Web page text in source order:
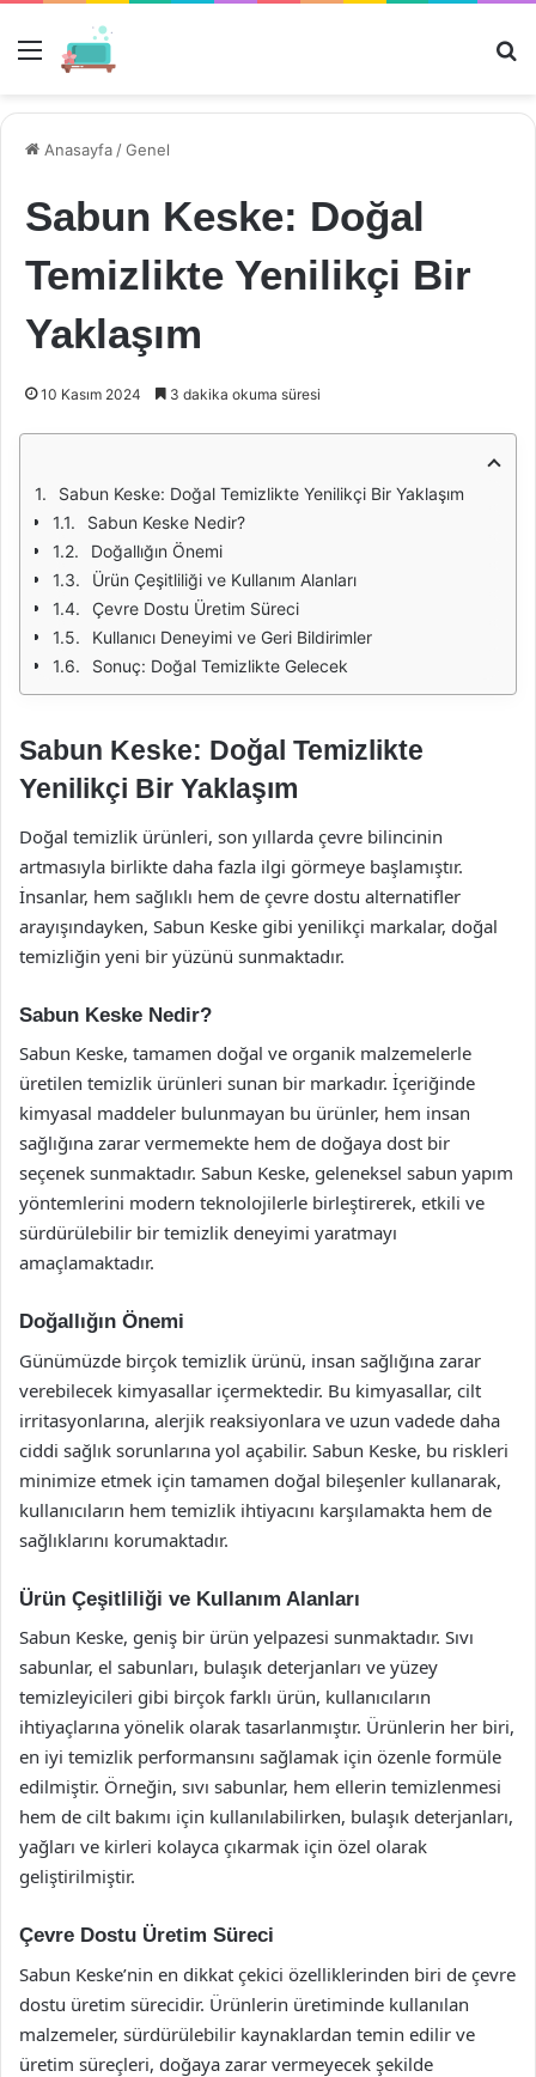
Menü
Anasayfa /Genel
Sabun Keske: Doğal
Temizlikte Yenilikçi Bir
Yaklaşım
10 Kasım 2024 3 dakika okuma süresi
Sabun Keske: Doğal Temizlikte Yenilikçi Bir Yaklaşım
Sabun Keske Nedir?
Doğallığın Önemi
Ürün Çeşitliliği ve Kullanım Alanları
Çevre Dostu Üretim Süreci
Kullanıcı Deneyimi ve Geri Bildirimler
Sonuç: Doğal Temizlikte Gelecek
Sabun Keske: Doğal Temizlikte
Yenilikçi Bir Yaklaşım
Doğal temizlik ürünleri, son yıllarda çevre bilincinin
artmasıyla birlikte daha fazla ilgi görmeye başlamıştır.
İnsanlar, hem sağlıklı hem de çevre dostu alternatifler
arayışındayken, Sabun Keske gibi yenilikçi markalar, doğal
temizliğin yeni bir yüzünü sunmaktadır.
Sabun Keske Nedir?
Sabun Keske, tamamen doğal ve organik malzemelerle
üretilen temizlik ürünleri sunan bir markadır. İçeriğinde
kimyasal maddeler bulunmayan bu ürünler, hem insan
sağlığına zarar vermemekte hem de doğaya dost bir
seçenek sunmaktadır. Sabun Keske, geleneksel sabun yapım
yöntemlerini modern teknolojilerle birleştirerek, etkili ve
sürdürülebilir bir temizlik deneyimi yaratmayı
amaçlamaktadır.
Doğallığın Önemi
Günümüzde birçok temizlik ürünü, insan sağlığına zarar
verebilecek kimyasallar içermektedir. Bu kimyasallar, cilt
irritasyonlarına, alerjik reaksiyonlara ve uzun vadede daha
ciddi sağlık sorunlarına yol açabilir. Sabun Keske, bu riskleri
minimize etmek için tamamen doğal bileşenler kullanarak,
kullanıcıların hem temizlik ihtiyacını karşılamakta hem de
sağlıklarını korumaktadır.
Ürün Çeşitliliği ve Kullanım Alanları
Sabun Keske, geniş bir ürün yelpazesi sunmaktadır. Sıvı
sabunlar, el sabunları, bulaşık deterjanları ve yüzey
temizleyicileri gibi birçok farklı ürün, kullanıcıların
ihtiyaçlarına yönelik olarak tasarlanmıştır. Ürünlerin her biri,
en iyi temizlik performansını sağlamak için özenle formüle
edilmiştir. Örneğin, sıvı sabunlar, hem ellerin temizlenmesi
hem de cilt bakımı için kullanılabilirken, bulaşık deterjanları,
yağları ve kirleri kolayca çıkarmak için özel olarak
geliştirilmiştir.
Çevre Dostu Üretim Süreci
Sabun Keske’nin en dikkat çekici özelliklerinden biri de çevre
dostu üretim sürecidir. Ürünlerin üretiminde kullanılan
malzemeler, sürdürülebilir kaynaklardan temin edilir ve
üretim süreçleri, doğaya zarar vermeyecek şekilde